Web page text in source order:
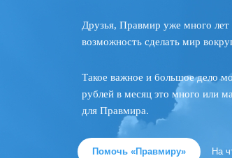
Друзья, Правмир уже много
возможность сделать мир
Такое важное и большое дело
рублей в месяц это много или
для Правмира.
Помочь «Правмиру» На